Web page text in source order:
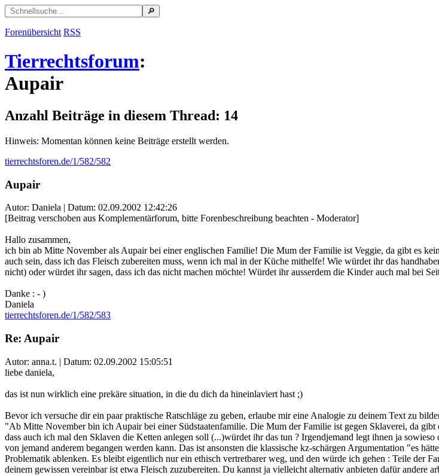
Forenübersicht RSS
Tierrechtsforum:
Aupair
Anzahl Beiträge in diesem Thread: 14
Hinweis: Momentan können keine Beiträge erstellt werden.
tierrechtsforen.de/1/582/582
Aupair
Autor: Daniela | Datum: 02.09.2002 12:42:26
[Beitrag verschoben aus Komplementärforum, bitte Forenbeschreibung beachten - Moderator]
Hallo zusammen,
ich bin ab Mitte November als Aupair bei einer englischen Familie! Die Mum der Familie ist Veggie, da gibt es
auch sein, dass ich das Fleisch zubereiten muss, wenn ich mal in der Küche mithelfe! Wie würdet ihr das
nicht) oder würdet ihr sagen, dass ich das nicht machen möchte! Würdet ihr ausserdem die Kinder auch mal bei
Danke : - )
Daniela
tierrechtsforen.de/1/582/583
Re: Aupair
Autor: anna.t. | Datum: 02.09.2002 15:05:51
liebe daniela,
das ist nun wirklich eine prekäre situation, in die du dich da hineinlaviert hast ;)
Bevor ich versuche dir ein paar praktische Ratschläge zu geben, erlaube mir eine Analogie zu deinem Text zu
"Ab Mitte November bin ich Aupair bei einer Südstaatenfamilie. Die Mum der Familie ist gegen Sklaverei, da
dass auch ich mal den Sklaven die Ketten anlegen soll (...)würdet ihr das tun ? Irgendjemand legt ihnen ja
von jemand anderem begangen werden kann. Das ist ansonsten die klassische kz-schärgen Argumentation "es
Problematik ablenken. Es bleibt eigentlich nur ein ethisch vertretbarer weg, und den würde ich gehen : Teile der
deinem gewissen vereinbar ist etwa Fleisch zuzubereiten. Du kannst ja vielleicht alternativ anbieten dafür andere